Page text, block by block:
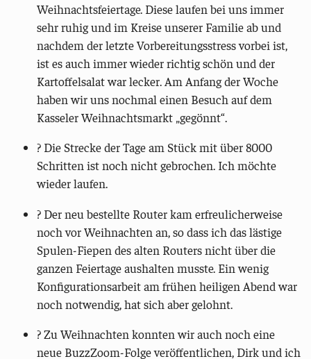
Weihnachtsfeiertage. Diese laufen bei uns immer
sehr ruhig und im Kreise unserer Familie ab und
nachdem der letzte Vorbereitungsstress vorbei ist,
ist es auch immer wieder richtig schön und der
Kartoffelsalat war lecker. Am Anfang der Woche
haben wir uns nochmal einen Besuch auf dem
Kasseler Weihnachtsmarkt „gegönnt“.
? Die Strecke der Tage am Stück mit über 8000
Schritten ist noch nicht gebrochen. Ich möchte
wieder laufen.
?️ Der neu bestellte Router kam erfreulicherweise
noch vor Weihnachten an, so dass ich das lästige
Spulen-Fiepen des alten Routers nicht über die
ganzen Feiertage aushalten musste. Ein wenig
Konfigurationsarbeit am frühen heiligen Abend war
noch notwendig, hat sich aber gelohnt.
?️ Zu Weihnachten konnten wir auch noch eine
neue BuzzZoom-Folge veröffentlichen, Dirk und ich